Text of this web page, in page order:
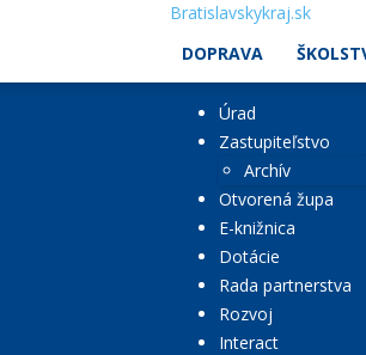
Bratislavskykraj.sk
DOPRAVA
Úrad
Zastupiteľstvo
Archív
Otvorená župa
E-knižnica
Dotácie
Rada partnerstva
Rozvoj
Interact